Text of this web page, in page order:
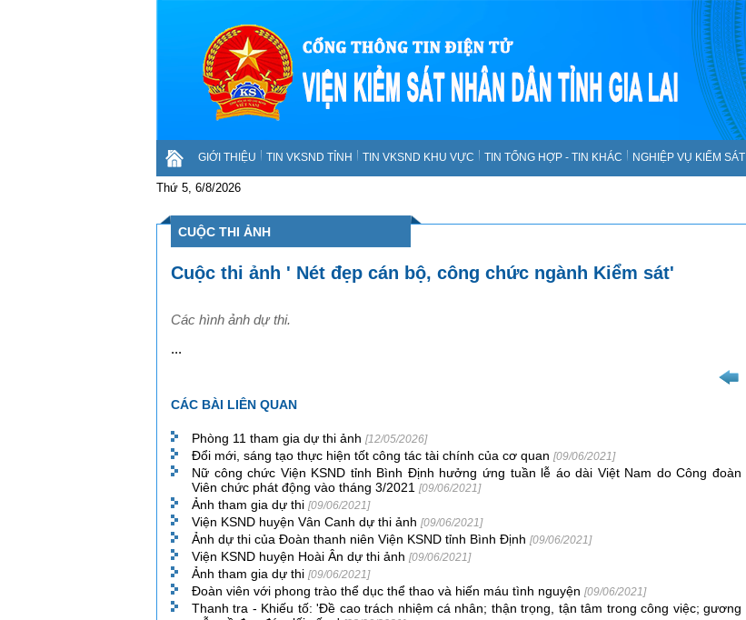
GIỚI THIỆU TIN VKSND TỈNH TIN VKSND KHU VỰC TIN TỔNG HỢP - TIN KHÁC NGHIỆP VỤ KIỂM SÁT
Thứ 5, 6/8/2026
CUỘC THI ẢNH
Cuộc thi ảnh ' Nét đẹp cán bộ, công chức ngành Kiểm sát'
Các hình ảnh dự thi.
...
CÁC BÀI LIÊN QUAN
Phòng 11 tham gia dự thi ảnh [12/05/2026]
Đổi mới, sáng tạo thực hiện tốt công tác tài chính của cơ quan [09/06/2021]
Nữ công chức Viện KSND tỉnh Bình Định hưởng ứng tuần lễ áo dài Việt Nam do Công đoàn
Viên chức phát động vào tháng 3/2021 [09/06/2021]
Ảnh tham gia dự thi [09/06/2021]
Viện KSND huyện Vân Canh dự thi ảnh [09/06/2021]
Ảnh dự thi của Đoàn thanh niên Viện KSND tỉnh Bình Định [09/06/2021]
Viện KSND huyện Hoài Ân dự thi ảnh [09/06/2021]
Ảnh tham gia dự thi [09/06/2021]
Đoàn viên với phong trào thể dục thể thao và hiến máu tình nguyện [09/06/2021]
Thanh tra - Khiếu tố: 'Đề cao trách nhiệm cá nhân; thận trọng, tận tâm trong công việc; gương